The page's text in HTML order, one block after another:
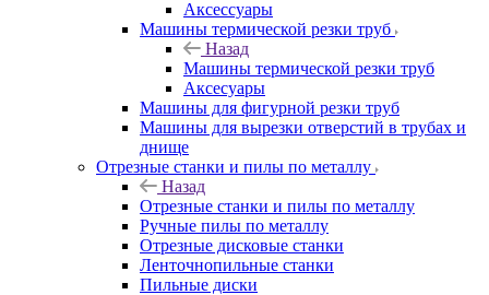
Аксессуары
Машины термической резки труб
Назад
Машины термической резки труб
Аксесуары
Машины для фигурной резки труб
Машины для вырезки отверстий в трубах и
днище
Отрезные станки и пилы по металлу
Назад
Отрезные станки и пилы по металлу
Ручные пилы по металлу
Отрезные дисковые станки
Ленточнопильные станки
Пильные диски